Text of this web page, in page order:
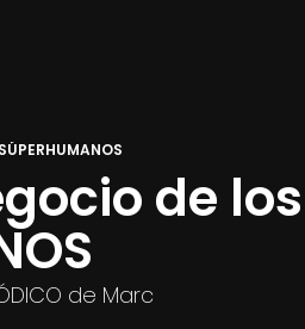
de los
de Marc